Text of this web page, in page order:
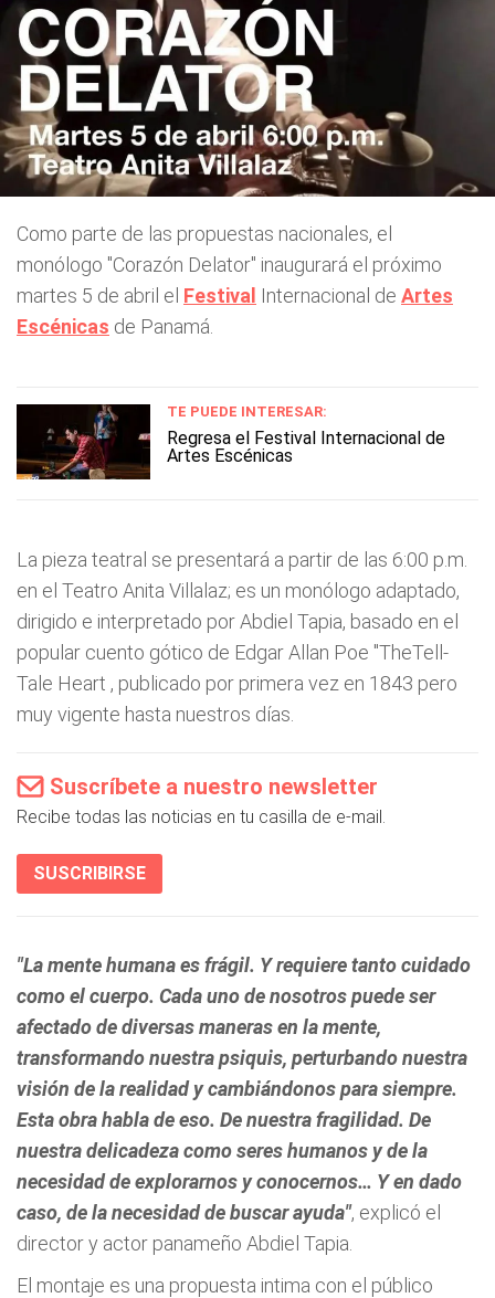
Como parte de las propuestas nacionales, el
monólogo "Corazón Delator" inaugurará el próximo
martes 5 de abril el Festival Internacional de Artes
Escénicas de Panamá.
TE PUEDE INTERESAR:
Regresa el Festival Internacional de
Artes Escénicas
La pieza teatral se presentará a partir de las 6:00 p.m.
en el Teatro Anita Villalaz; es un monólogo adaptado,
dirigido e interpretado por Abdiel Tapia, basado en el
popular cuento gótico de Edgar Allan Poe "TheTell-
Tale Heart , publicado por primera vez en 1843 pero
muy vigente hasta nuestros días.
Suscríbete a nuestro newsletter
Recibe todas las noticias en tu casilla de e-mail.
SUSCRIBIRSE
"La mente humana es frágil. Y requiere tanto cuidado
como el cuerpo. Cada uno de nosotros puede ser
afectado de diversas maneras en la mente,
transformando nuestra psiquis, perturbando nuestra
visión de la realidad y cambiándonos para siempre.
Esta obra habla de eso. De nuestra fragilidad. De
nuestra delicadeza como seres humanos y de la
necesidad de explorarnos y conocernos… Y en dado
caso, de la necesidad de buscar ayuda", explicó el
director y actor panameño Abdiel Tapia.
El montaje es una propuesta intima con el público